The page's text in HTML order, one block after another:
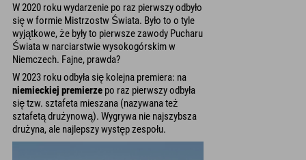
W 2020 roku wydarzenie po raz pierwszy odbyło
się w formie Mistrzostw Świata. Było to o tyle
wyjątkowe, że były to pierwsze zawody Pucharu
Świata w narciarstwie wysokogórskim w
Niemczech. Fajne, prawda?
W 2023 roku odbyła się kolejna premiera: na
niemieckiej premierze po raz pierwszy odbyła
się tzw. sztafeta mieszana (nazywana też
sztafetą drużynową). Wygrywa nie najszybsza
drużyna, ale najlepszy występ zespołu.